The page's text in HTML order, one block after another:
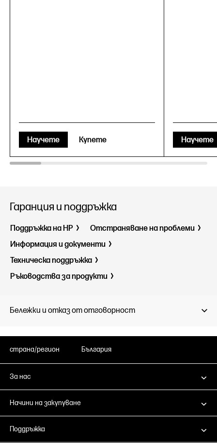
Научете Купете Научете
Гаранция и поддръжка
Поддръжка на HP
Отстраняване на проблеми
Информация и документи
Техническа поддръжка
Ръководства за продукти
Бележки и отказ от отговорност
страна/регион България
За нас
Начини на закупуване
Поддръжка